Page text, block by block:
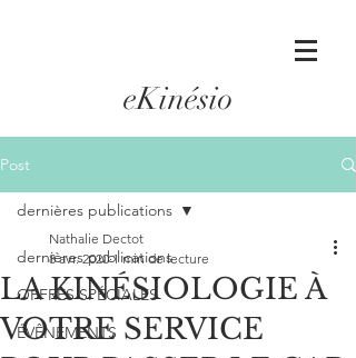
eKinésio
Post
dernières publications
OFFRES SPÉCIALES
ÉVÊNEMENTS
dernières publications
LA KINÉSIOLOGIE À
VOTRE SERVICE
Nathalie Dectot
8 avr. 2020 1 min de lecture